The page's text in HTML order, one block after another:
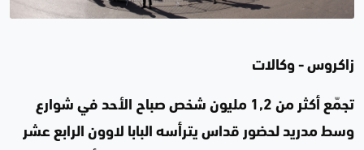
زاكروس - وكالات
تجمّع أكثر من 1,2 مليون شخص صباح الأحد في شوارع
وسط مدريد لحضور قداس يترأسه البابا لاوون الرابع عشر